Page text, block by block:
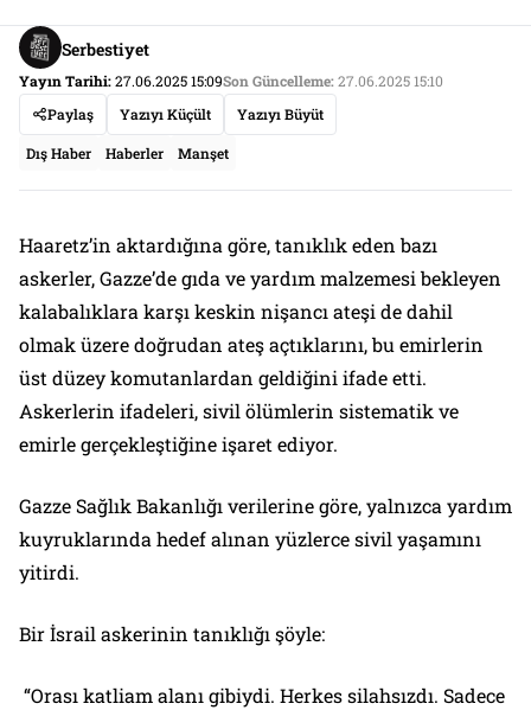
Serbestiyet
Yayın Tarihi:27.06.2025 15:09Son Güncelleme:27.06.2025 15:10
Paylaş
Yazıyı Küçült Yazıyı Büyüt
Dış Haber Haberler Manşet
Haaretz’in aktardığına göre, tanıklık eden bazı
askerler, Gazze’de gıda ve yardım malzemesi bekleyen
kalabalıklara karşı keskin nişancı ateşi de dahil
olmak üzere doğrudan ateş açtıklarını, bu emirlerin
üst düzey komutanlardan geldiğini ifade etti.
Askerlerin ifadeleri, sivil ölümlerin sistematik ve
emirle gerçekleştiğine işaret ediyor.
Gazze Sağlık Bakanlığı verilerine göre, yalnızca yardım
kuyruklarında hedef alınan yüzlerce sivil yaşamını
yitirdi.
Bir İsrail askerinin tanıklığı şöyle:
“Orası katliam alanı gibiydi. Herkes silahsızdı. Sadece